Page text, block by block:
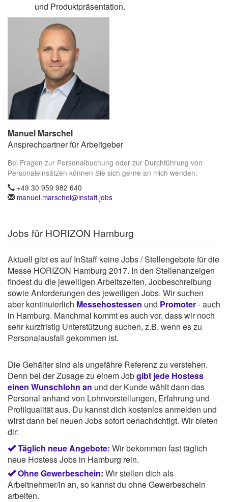
und Produktpräsentation.
Manuel Marschel
Ansprechpartner für Arbeitgeber
Bei Fragen zur Personalbuchung oder zur Durchführung von
Personaleinsätzen können Sie sich gerne an mich wenden.
+49 30 959 982 640
manuel.marschel@instaff.jobs
Jobs für HORIZON Hamburg
Aktuell gibt es auf InStaff keine Jobs / Stellengebote für die
Messe HORIZON Hamburg 2017. In den Stellenanzeigen
findest du die jeweiligen Arbeitszeiten, Jobbeschreibung
sowie Anforderungen des jeweiligen Jobs. Wir suchen
aber kontinuierlich Messehostessen und Promoter- auch
in Hamburg. Manchmal kommt es auch vor, dass wir noch
sehr kurzfristig Unterstützung suchen, z.B. wenn es zu
Personalausfall gekommen ist.
Die Gehälter sind als ungefähre Referenz zu verstehen.
Denn bei der Zusage zu einem Jobgibt jede Hostess
einen Wunschlohn an und der Kunde wählt dann das
Personal anhand von Lohnvorstellungen, Erfahrung und
Profilqualität aus. Du kannst dich kostenlos anmelden und
wirst dann bei neuen Jobs sofort benachrichtigt. Wir bieten
dir:
Täglich neue Angebote: Wir bekommen fast täglich
neue Hostess Jobs in Hamburg rein.
Ohne Gewerbeschein: Wir stellen dich als
Arbeitnehmer/in an, so kannst du ohne Gewerbeschein
arbeiten.